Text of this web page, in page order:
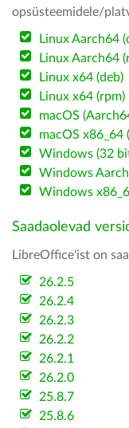
opsüsteemidele/
Linux Aarch64
Linux Aarch64
Linux x64 (deb)
Linux x64 (rpm)
macOS
macOS x86_64
Windows (32
Windows
Windows
Saadaolevad
LibreOffice'ist on
26.2.5
26.2.4
26.2.3
26.2.2
26.2.1
26.2.0
25.8.7
25.8.6